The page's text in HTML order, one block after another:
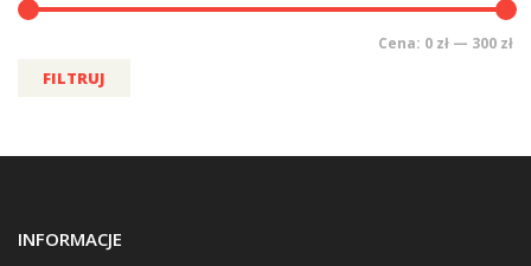
FILTRUJ
Cena: 0 zł — 300 zł
INFORMACJE